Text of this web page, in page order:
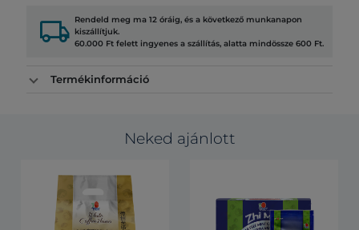
local_shipping Rendeld meg ma 12 óráig, és a következő munkanapon
kiszállítjuk.
60.000 Ft felett ingyenes a szállítás, alatta mindössze 600 Ft.
Termékinformáció
Neked ajánlott